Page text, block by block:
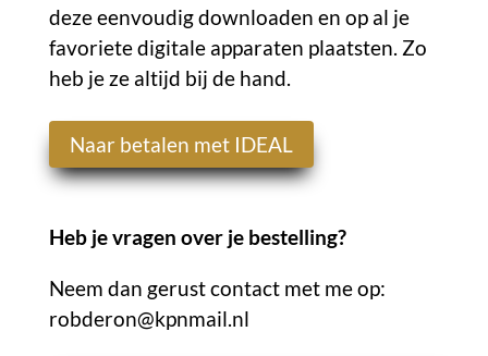
deze eenvoudig downloaden en op al je
favoriete digitale apparaten plaatsten. Zo
heb je ze altijd bij de hand.
Naar betalen met IDEAL
Heb je vragen over je bestelling?
Neem dan gerust contact met me op:
robderon@kpnmail.nl